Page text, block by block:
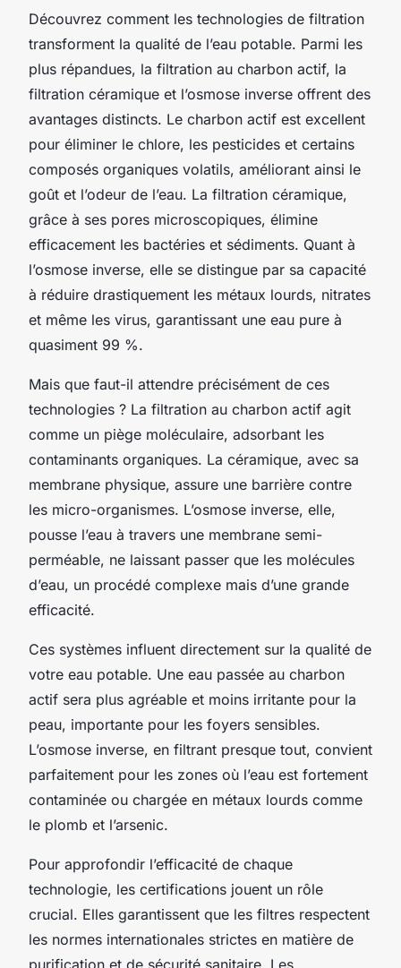
Découvrez comment les technologies de filtration
transforment la qualité de l’eau potable. Parmi les
plus répandues, la filtration au charbon actif, la
filtration céramique et l’osmose inverse offrent des
avantages distincts. Le charbon actif est excellent
pour éliminer le chlore, les pesticides et certains
composés organiques volatils, améliorant ainsi le
goût et l’odeur de l’eau. La filtration céramique,
grâce à ses pores microscopiques, élimine
efficacement les bactéries et sédiments. Quant à
l’osmose inverse, elle se distingue par sa capacité
à réduire drastiquement les métaux lourds, nitrates
et même les virus, garantissant une eau pure à
quasiment 99 %.
Mais que faut-il attendre précisément de ces
technologies ? La filtration au charbon actif agit
comme un piège moléculaire, adsorbant les
contaminants organiques. La céramique, avec sa
membrane physique, assure une barrière contre
les micro-organismes. L’osmose inverse, elle,
pousse l’eau à travers une membrane semi-
perméable, ne laissant passer que les molécules
d’eau, un procédé complexe mais d’une grande
efficacité.
Ces systèmes influent directement sur la qualité de
votre eau potable. Une eau passée au charbon
actif sera plus agréable et moins irritante pour la
peau, importante pour les foyers sensibles.
L’osmose inverse, en filtrant presque tout, convient
parfaitement pour les zones où l’eau est fortement
contaminée ou chargée en métaux lourds comme
le plomb et l’arsenic.
Pour approfondir l’efficacité de chaque
technologie, les certifications jouent un rôle
crucial. Elles garantissent que les filtres respectent
les normes internationales strictes en matière de